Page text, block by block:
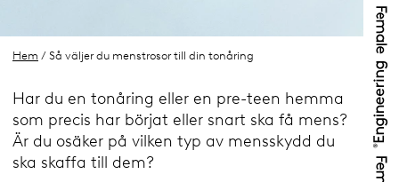
Hem / Så väljer du menstrosor till din tonåring
Har du en tonåring eller en pre-teen hemma
som precis har börjat eller snart ska få mens?
Är du osäker på vilken typ av mensskydd du
ska skaffa till dem?